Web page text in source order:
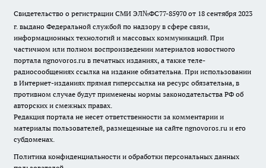
Свидетельство о регистрации СМИ ЭЛ№ФС77-85970 от 18 сентября 2023
г. выдано Федеральной службой по надзору в сфере связи,
информационных технологий и массовых коммуникаций. При
частичном или полном воспроизведении материалов новостного
портала ngnovoros.ru в печатных изданиях, а также теле-
радиосообщениях ссылка на издание обязательна. При использовании
в Интернет-изданиях прямая гиперссылка на ресурс обязательна, в
противном случае будут применены нормы законодательства РФ об
авторских и смежных правах.
Редакция портала не несет ответственности за комментарии и
материалы пользователей, размещенные на сайте ngnovoros.ru и его
субдоменах.
Политика конфиденциальности и обработки персональных данных